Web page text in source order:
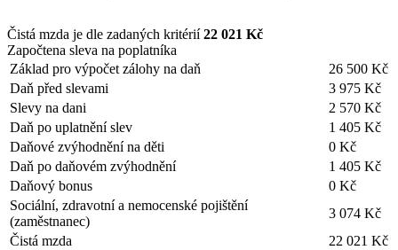
Čistá mzda je dle zadaných kritérií22 021 Kč
Započtena sleva na poplatníka
Základ pro výpočet zálohy na daň
26 500 Kč
Daň před slevami
3 975 Kč
Slevy na dani
2 570 Kč
Daň po uplatnění slev
1 405 Kč
Daňové zvýhodnění na děti
0 Kč
Daň po daňovém zvýhodnění
1 405 Kč
Daňový bonus
0 Kč
Sociální, zdravotní a nemocenské pojištění
(zaměstnanec)
3 074 Kč
Čistá mzda
22 021 Kč